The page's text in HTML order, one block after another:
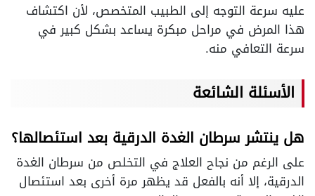
عليه سرعة التوجه إلى الطبيب المتخصص، لأن اكتشاف
هذا المرض في مراحل مبكرة يساعد بشكل كبير في
سرعة التعافي منه.
الأسئلة الشائعة
هل ينتشر سرطان الغدة الدرقية بعد استئصالها؟
على الرغم من نجاح العلاج في التخلص من سرطان الغدة
الدرقية، إلا أنه بالفعل قد يظهر مرة أخرى بعد استئصال